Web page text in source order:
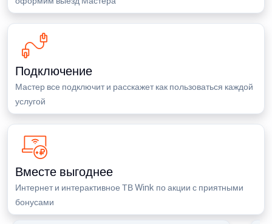
Подключение
Мастер все подключит и расскажет как пользоваться каждой
услугой
Вместе выгоднее
Интернет и интерактивное ТВ Wink по акции с приятными
бонусами